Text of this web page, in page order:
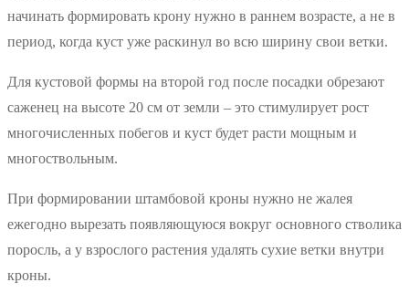
начинать формировать крону нужно в раннем возрасте, а не в
период, когда куст уже раскинул во всю ширину свои ветки.
Для кустовой формы на второй год после посадки обрезают
саженец на высоте 20 см от земли – это стимулирует рост
многочисленных побегов и куст будет расти мощным и
многоствольным.
При формировании штамбовой кроны нужно не жалея
ежегодно вырезать появляющуюся вокруг основного стволика
поросль, а у взрослого растения удалять сухие ветки внутри
кроны.